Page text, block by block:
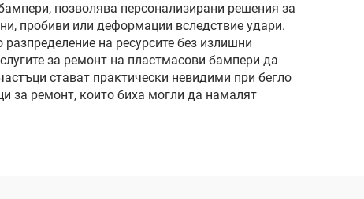
позволява персонализирани решения за
пробиви или деформации вследствие удари.
на ресурсите без излишни
за ремонт на пластмасови бампери да
стават практически невидими при бегло
за ремонт, които биха могли да намалят